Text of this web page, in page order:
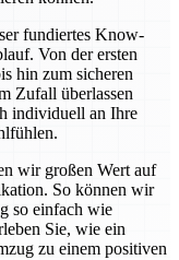
fundiertes Know-
Von der ersten
hin zum sicheren
Zufall überlassen
individuell an Ihre
wir großen Wert auf
So können wir
so einfach wie
Sie, wie ein
zu einem positiven